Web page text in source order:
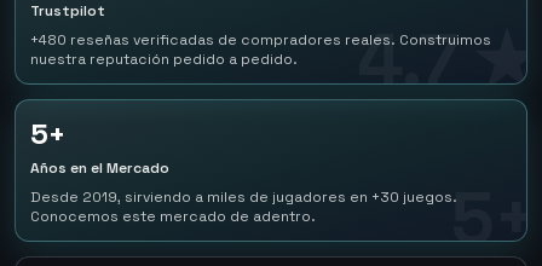
4.7 ★
Trustpilot
+480 reseñas verificadas de compradores reales. Construimos
nuestra reputación pedido a pedido.
5+
5+
Años en el Mercado
Desde 2019, sirviendo a miles de jugadores en +30 juegos.
Conocemos este mercado de adentro.